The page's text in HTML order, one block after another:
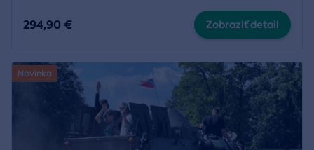
294,90 € Zobraziť detail
Novinka